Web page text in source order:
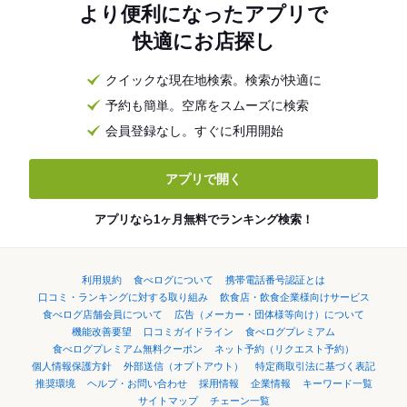
より便利になったアプリで
快適にお店探し
クイックな現在地検索。検索が快適に
予約も簡単。空席をスムーズに検索
会員登録なし。すぐに利用開始
アプリで開く
アプリなら1ヶ月無料でランキング検索！
利用規約 食べログについて
携帯電話番号認証とは
口コミ・ランキングに対する取り組み
飲食店・飲食企業様向けサービス
食べログ店舗会員について
広告（メーカー・団体様等向け）について
機能改善要望
口コミガイドライン
食べログプレミアム
食べログプレミアム無料クーポン
ネット予約（リクエスト予約）
個人情報保護方針
外部送信（オプトアウト）
特定商取引法に基づく表記
推奨環境
ヘルプ・お問い合わせ 採用情報 企業情報
キーワード一覧
サイトマップ
チェーン一覧